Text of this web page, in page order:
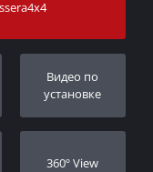
Видео по
установке
360º View